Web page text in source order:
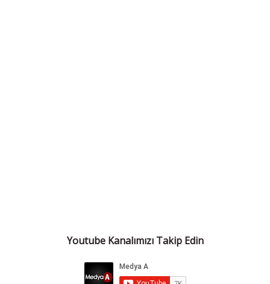
Youtube Kanalımızı Takip Edin